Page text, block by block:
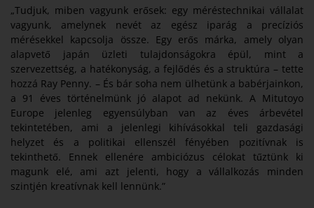
„Tudjuk, miben vagyunk erősek: egy méréstechnikai vállalat
vagyunk, amelynek nevét az egész iparág a precíziós
mérésekkel kapcsolja össze. Egy erős márka, amely olyan
alapvető japán üzleti tulajdonságokra épül, mint a
szervezettség, a hatékonyság, a fejlődés és a struktúra – tette
hozzá Ray Penny. – És bár soha nem ülhetünk a babérjainkon,
a 91 éves történelmünk jó alapot ad nekünk. A Mitutoyo
Europe jelenleg egyensúlyban van az éves árbevétel
tekintetében, ami a jelenlegi kihívásokkal teli gazdasági
helyzet és a politikai ellenszél fényében pozitívnak is
tekinthető. Ennek ellenére ambiciózus célokat tűztünk ki
magunk elé, ami azt jelenti, hogy a vállalkozás minden
szintjén kreatívnak kell lennünk.”